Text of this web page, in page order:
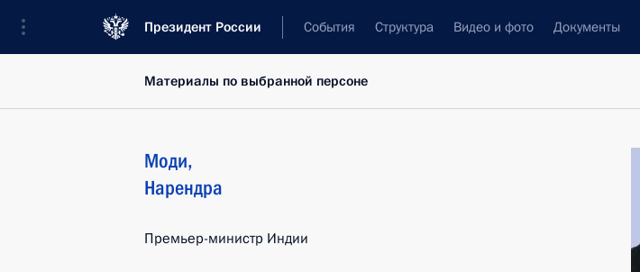
Президент России События Структура Видео и фото Документы
Материалы по выбранной персоне
Моди,
Нарендра
Премьер-министр Индии